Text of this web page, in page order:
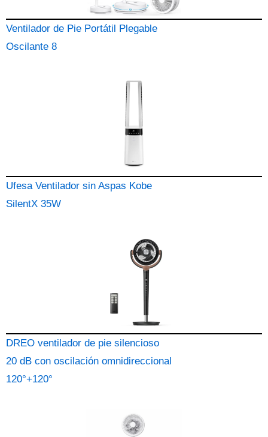
Ventilador de Pie Portátil Plegable
Oscilante 8
Ufesa Ventilador sin Aspas Kobe
SilentX 35W
DREO ventilador de pie silencioso
20 dB con oscilación omnidireccional
120°+120°